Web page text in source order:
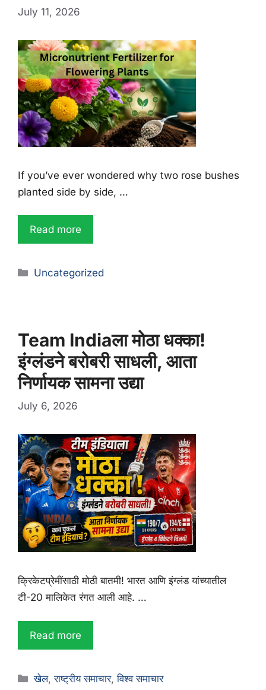
July 11, 2026
If you’ve ever wondered why two rose bushes
planted side by side, …
Read more
Uncategorized
Team Indiaला मोठा धक्का!
इंग्लंडने बरोबरी साधली, आता
निर्णायक सामना उद्या
July 6, 2026
क्रिकेटप्रेमींसाठी मोठी बातमी! भारत आणि इंग्लंड यांच्यातील
टी-20 मालिकेत रंगत आली आहे. …
Read more
खेल,राष्ट्रीय समाचार,विश्व समाचार